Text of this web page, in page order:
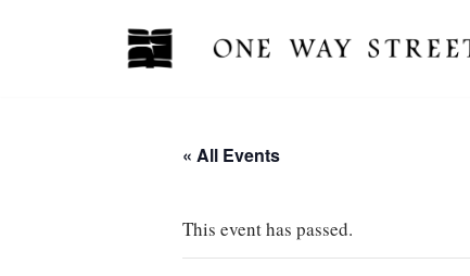
« All Events
This event has passed.